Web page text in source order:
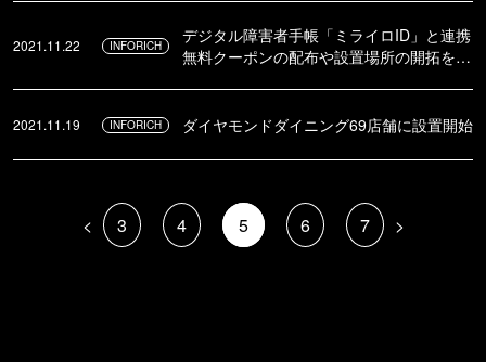
2021.11.22 INFORICH
デジタル障害者手帳「ミライロID」と連携
無料クーポンの配布や設置場所の開拓を開
2021.11.19 INFORICH ダイヤモンドダイニング69店舗に設置開始
< 3 4 5 6 7 >